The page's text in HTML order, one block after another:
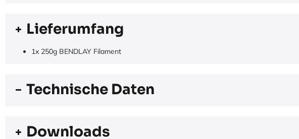
Lieferumfang
1x 250g BENDLAY Filament
Technische Daten
Downloads